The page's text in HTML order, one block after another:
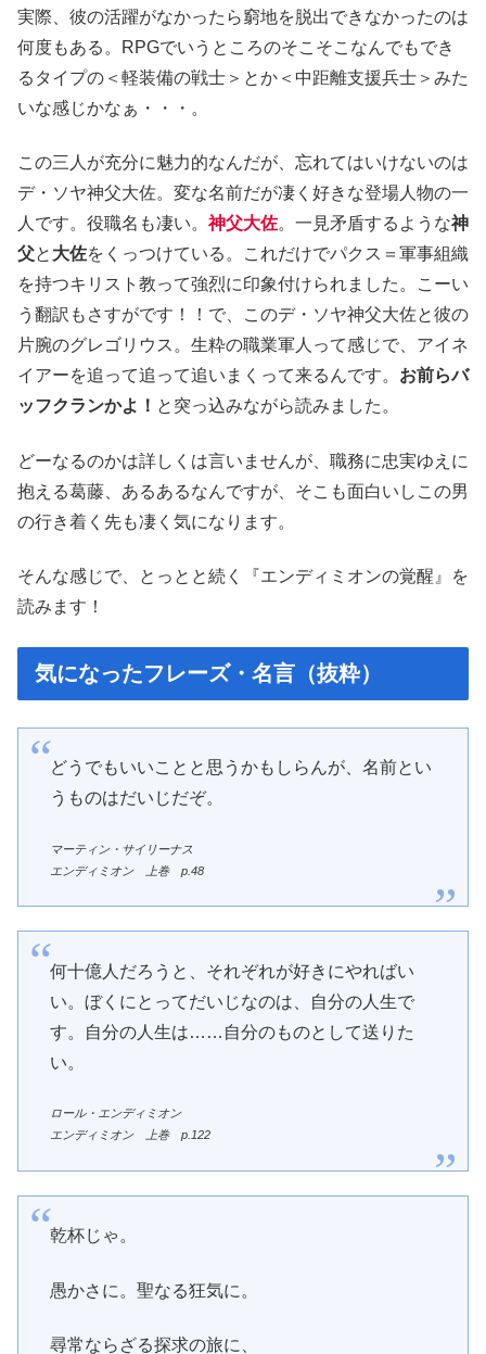
実際、彼の活躍がなかったら窮地を脱出できなかったのは
何度もある。RPGでいうところのそこそこなんでもでき
るタイプの＜軽装備の戦士＞とか＜中距離支援兵士＞みた
いな感じかなぁ・・・。
この三人が充分に魅力的なんだが、忘れてはいけないのは
デ・ソヤ神父大佐。変な名前だが凄く好きな登場人物の一
人です。役職名も凄い。神父大佐。一見矛盾するような神
父と 大佐をくっつけている。これだけでパクス＝軍事組織
を持つキリスト教って強烈に印象付けられました。こーい
う翻訳もさすがです！！で、このデ・ソヤ神父大佐と彼の
片腕のグレゴリウス。生粋の職業軍人って感じで、アイネ
イアーを追って追って追いまくって来るんです。 お前らバ
ッフクランかよ！ と突っ込みながら読みました。
どーなるのかは詳しくは言いませんが、職務に忠実ゆえに
抱える葛藤、あるあるなんですが、そこも面白いしこの男
の行き着く先も凄く気になります。
そんな感じで、とっとと続く『エンディミオンの覚醒』を
読みます！
気になったフレーズ・名言（抜粋）
どうでもいいことと思うかもしらんが、名前とい
うものはだいじだぞ。
マーティン・サイリーナス
エンディミオン 上巻 p.48
何十億人だろうと、それぞれが好きにやればい
い。ぼくにとってだいじなのは、自分の人生で
す。自分の人生は……自分のものとして送りた
い。
ロール・エンディミオン
エンディミオン 上巻 p.122
乾杯じゃ。
愚かさに。聖なる狂気に。
尋常ならざる探求の旅に、